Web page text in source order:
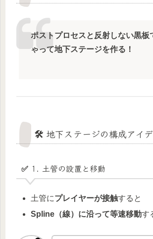
ポストプロセスと反射しない黒板
ゃって地下ステージを作る！
🛠 地下ステージの構成アイ
✅ 1. 土管の設置と移動
土管にプレイヤーが接触すると
Spline（線）に沿って等速移動す